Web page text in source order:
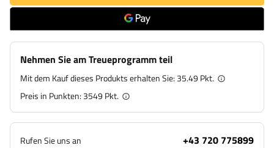
Nehmen Sie am Treueprogramm teil
Mit dem Kauf dieses Produkts erhalten Sie: 35.49 Pkt.
Preis in Punkten: 3549Pkt.
Rufen Sie uns an +43 720 775899